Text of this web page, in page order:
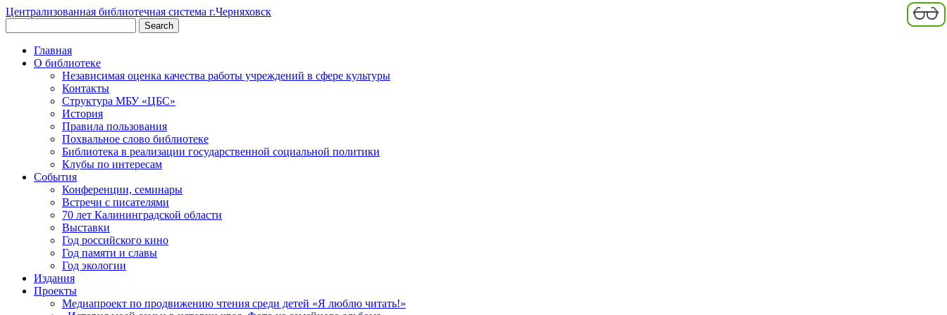
Централизованная библиотечная система г.Черняховск
Главная
О библиотеке
Независимая оценка качества работы учреждений в сфере культуры
Контакты
Структура МБУ «ЦБС»
История
Правила пользования
Похвальное слово библиотеке
Библиотека в реализации государственной социальной политики
Клубы по интересам
События
Конференции, семинары
Встречи с писателями
70 лет Калининградской области
Выставки
Год российского кино
Год памяти и славы
Год экологии
Издания
Проекты
Медиапроект по продвижению чтения среди детей «Я люблю читать!»